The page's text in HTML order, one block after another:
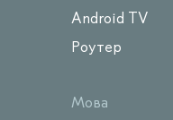
Android TV
Роутер
Мова